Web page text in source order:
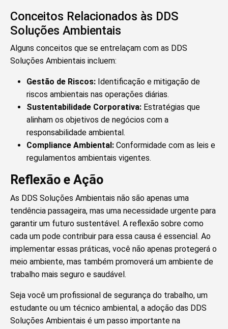
Conceitos Relacionados às DDS
Soluções Ambientais
Alguns conceitos que se entrelaçam com as DDS
Soluções Ambientais incluem:
Gestão de Riscos: Identificação e mitigação de
riscos ambientais nas operações diárias.
Sustentabilidade Corporativa: Estratégias que
alinham os objetivos de negócios com a
responsabilidade ambiental.
Compliance Ambiental: Conformidade com as leis e
regulamentos ambientais vigentes.
Reflexão e Ação
As DDS Soluções Ambientais não são apenas uma
tendência passageira, mas uma necessidade urgente para
garantir um futuro sustentável. A reflexão sobre como
cada um pode contribuir para essa causa é essencial. Ao
implementar essas práticas, você não apenas protegerá o
meio ambiente, mas também promoverá um ambiente de
trabalho mais seguro e saudável.
Seja você um profissional de segurança do trabalho, um
estudante ou um técnico ambiental, a adoção das DDS
Soluções Ambientais é um passo importante na